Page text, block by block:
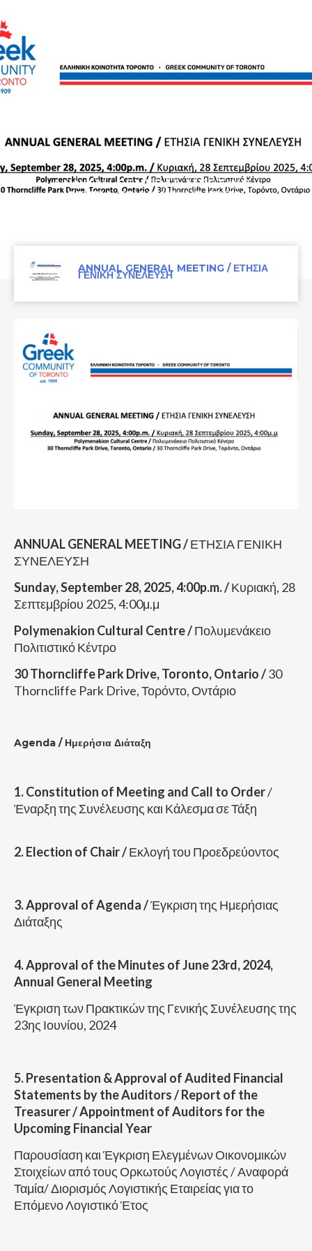
ANNUAL GENERAL MEETING /
ΕΤΗΣΙΑ ΓΕΝΙΚΗ ΣΥΝΕΛΕΥΣΗ
ANNUAL GENERAL MEETING / ΕΤΗΣΙΑ
ΓΕΝΙΚΗ ΣΥΝΕΛΕΥΣΗ
ANNUAL GENERAL MEETING /ΕΤΗΣΙΑ ΓΕΝΙΚΗ
ΣΥΝΕΛΕΥΣΗ
Sunday, September 28, 2025, 4:00p.m. /Κυριακή, 28
Σεπτεμβρίου 2025, 4:00μ.μ
Polymenakion Cultural Centre /Πολυμενάκειο
Πολιτιστικό Κέντρο
30 Thorncliffe Park Drive, Toronto, Ontario /30
Thorncliffe Park Drive, Τορόντο, Οντάριο
Agenda / Ημερήσια Διάταξη
1. Constitution of Meeting and Call to Order/
Έναρξη της Συνέλευσης και Κάλεσμα σε Τάξη
2. Election of Chair /Εκλογή του Προεδρεύοντος
3. Approval of Agenda /Έγκριση της Ημερήσιας
Διάταξης
4. Approval of the Minutes of June 23rd, 2024,
Annual General Meeting
Έγκριση των Πρακτικών της Γενικής Συνέλευσης της
23ης Ιουνίου, 2024
5. Presentation & Approval of Audited Financial
Statements by the Auditors / Report of the
Treasurer / Appointment of Auditors for the
Upcoming Financial Year
Παρουσίαση και Έγκριση Ελεγμένων Οικονομικών
Στοιχείων από τους Ορκωτούς Λογιστές / Αναφορά
Ταμία/ Διορισμός Λογιστικής Εταιρείας για το
Επόμενο Λογιστικό Έτος